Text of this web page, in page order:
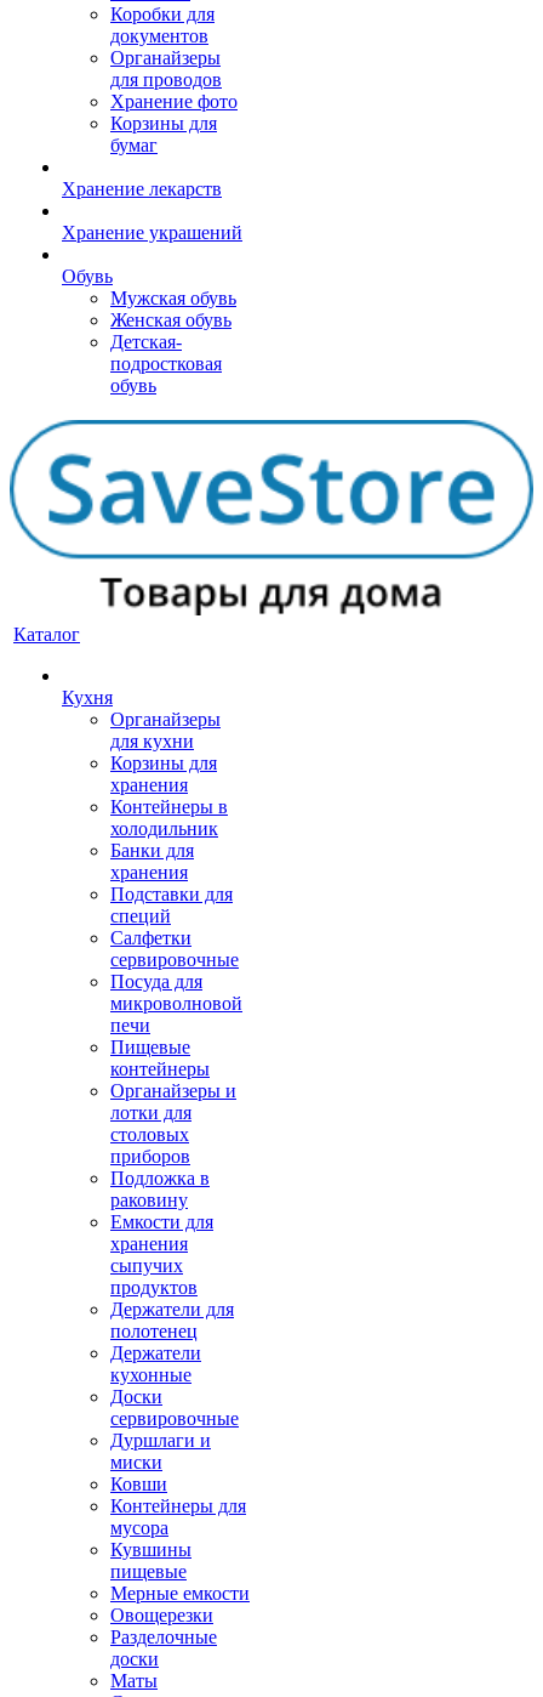
Коробки для
документов
Органайзеры
для проводов
Хранение фото
Корзины для
бумаг
Хранение лекарств
Хранение украшений
Обувь
Мужская обувь
Женская обувь
Детская-
подростковая
обувь
Каталог
Кухня
Органайзеры
для кухни
Корзины для
хранения
Контейнеры в
холодильник
Банки для
хранения
Подставки для
специй
Салфетки
сервировочные
Посуда для
микроволновой
печи
Пищевые
контейнеры
Органайзеры и
лотки для
столовых
приборов
Подложка в
раковину
Емкости для
хранения
сыпучих
продуктов
Держатели для
полотенец
Держатели
кухонные
Доски
сервировочные
Дуршлаги и
миски
Ковши
Контейнеры для
мусора
Кувшины
пищевые
Мерные емкости
Овощерезки
Разделочные
доски
Маты